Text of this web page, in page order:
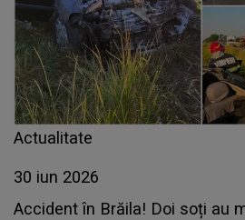
Actualitate
30 iun 2026
Accident în Brăila! Doi soți au